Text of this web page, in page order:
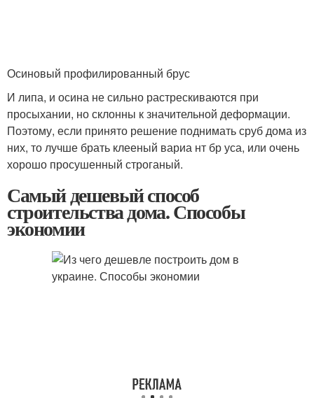
Осиновый профилированный брус
И липа, и осина не сильно растрескиваются при
просыхании, но склонны к значительной деформации.
Поэтому, если принято решение поднимать сруб дома из
них, то лучше брать клееный вариа нт бр уса, или очень
хорошо просушенный строганый.
Самый дешевый способ
строительства дома. Способы
экономии